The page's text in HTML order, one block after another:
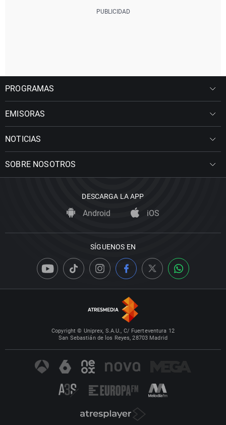
PROGRAMAS
EMISORAS
NOTICIAS
SOBRE NOSOTROS
DESCARGA LA APP
Android iOS
SÍGUENOS EN
Copyright © Uniprex, S.A.U., C/ Fuerteventura 12
San Sebastián de los Reyes, 28703 Madrid